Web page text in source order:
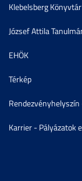
Klebelsberg Könyvtár
József Attila
EHÖK
Térkép
Karrier - Pályázatok